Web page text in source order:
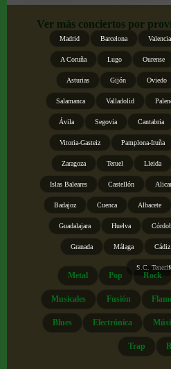
Ver más conciertos por
Madrid Barcelona Valencia
A Coruña Lugo Ourense
Asturias Gijón Oviedo
Salamanca Valladolid
Ávila Segovia Cantabria
Vitoria-Gasteiz Pamplona-Iruña
Zaragoza Teruel Lleida
Islas Baleares Castellón
Badajoz Cuenca Albacete
Guadalajara Huelva
Granada Málaga Cádiz
S.C.
Metal Pop Rock
Musicales Fusión
Blues Electrónica
Trap